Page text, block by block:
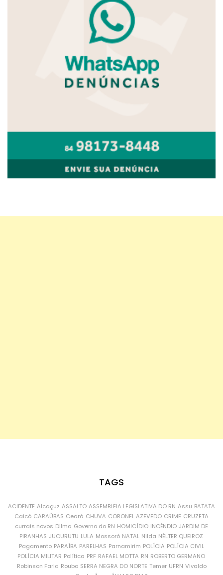
TAGS
ACIDENTE Alcaçuz ASSALTO ASSEMBLEIA LEGISLATIVA DO RN Assu BATATA
Caicó CARAÚBAS Ceará CHUVA CORONEL AZEVEDO CRIME CRUZETA
currais novos Dilma Governo do RN HOMICÍDIO INCÊNDIO JARDIM DE
PIRANHAS JUCURUTU LULA Mossoró NATAL Nilda NÉLTER QUEIROZ
Pagamento PARAÍBA PARELHAS Parnamirim POLÍCIA POLÍCIA CIVIL
POLÍCIA MILITAR Política PRF RAFAEL MOTTA RN ROBERTO GERMANO
Robinson Faria Roubo SERRA NEGRA DO NORTE Temer UFRN Vivaldo